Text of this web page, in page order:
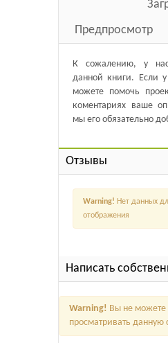
Предпросмотр
К сожалению, у
данной книги. Если
можете помочь
коментариях ваше
мы его обязательно
Отзывы
Warning! Нет данных
отображения
Написать
Warning! Вы не можете
просматривать данную